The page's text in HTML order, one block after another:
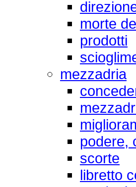
morte
prodotti
mezzadria
podere,
scorte
libretto